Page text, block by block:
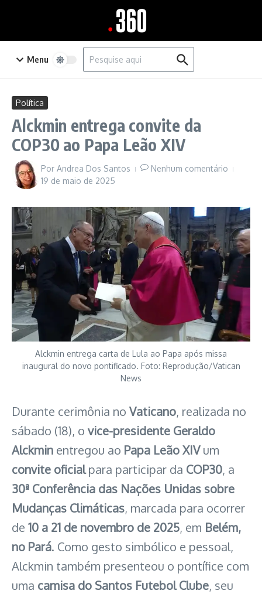
Menu
Procurar por:
Política
Alckmin entrega convite da
COP30 ao Papa Leão XIV
Por Andrea Dos Santos
Nenhum comentário
19 de maio de 2025
Alckmin entrega carta de Lula ao Papa após missa
inaugural do novo pontificado. Foto: Reprodução/Vatican
News
Durante cerimônia no Vaticano, realizada no
sábado (18), o vice-presidente Geraldo
Alckmin entregou ao Papa Leão XIVum
convite oficialpara participar da COP30, a
30ª Conferência das Nações Unidas sobre
Mudanças Climáticas, marcada para ocorrer
de 10 a 21 de novembro de 2025, em Belém,
no Pará. Como gesto simbólico e pessoal,
Alckmin também presenteou o pontífice com
uma camisa do Santos Futebol Clube, seu